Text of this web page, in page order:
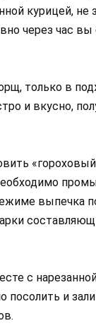
курицей,
через час
только в
и вкусно,
выпечка
с
посолить и